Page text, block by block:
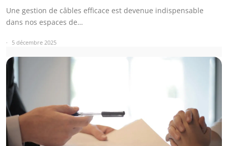
Une gestion de câbles efficace est devenue indispensable
dans nos espaces de…
5 décembre 2025